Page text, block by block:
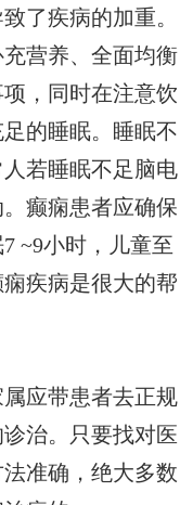
了疾病的加重。
营养、全面均衡
，同时在注意饮
的睡眠。睡眠不
若睡眠不足脑电
癫痫患者应确保
~9小时，儿童至
疾病是很大的帮
应带患者去正规
治。只要找对医
准确，绝大多数